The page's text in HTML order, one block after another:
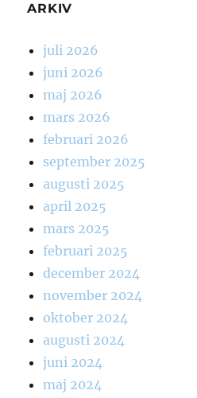
ARKIV
juli 2026
juni 2026
maj 2026
mars 2026
februari 2026
september 2025
augusti 2025
april 2025
mars 2025
februari 2025
december 2024
november 2024
oktober 2024
augusti 2024
juni 2024
maj 2024